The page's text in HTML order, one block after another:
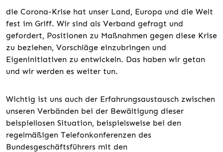
die Corona-Krise hat unser Land, Europa und die Welt
fest im Griff. Wir sind als Verband gefragt und
gefordert, Positionen zu Maßnahmen gegen diese Krise
zu beziehen, Vorschläge einzubringen und
Eigeninitiativen zu entwickeln. Das haben wir getan
und wir werden es weiter tun.
Wichtig ist uns auch der Erfahrungsaustausch zwischen
unseren Verbänden bei der Bewältigung dieser
beispiellosen Situation, beispielsweise bei den
regelmäßigen Telefonkonferenzen des
Bundesgeschäftsführers mit den